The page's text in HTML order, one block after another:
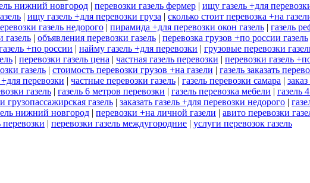
нижний новгород | перевозки газель фермер | ищу газель +для
| ищу газель +для перевозки груза | сколько стоит перевозка +на
газель недорого | пирамида +для перевозки окон газель | газель
газель | объявления перевозки газель | перевозка грузов +по россии газель
+по россии | найму газель +для перевозки | грузовые перевозки
| перевозки газель цена | частная газель перевозки | перевозки газель
газель | стоимость перевозки грузов +на газели | газель заказать
перевозки | частные перевозки газель | газель перевозки самара |
газель | газель 6 метров перевозки | газель перевозка мебели | газель
грузопассажирская газель | заказать газель +для перевозки недорого |
нижний новгород | перевозки +на личной газели | авито перевозки
перевозки | перевозки газель междугородние | услуги перевозок газель